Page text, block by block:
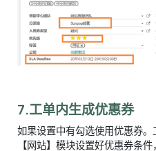
7.工单内生成优惠券
如果设置中有勾选使用优惠券
【网站】模块设置好优惠券条